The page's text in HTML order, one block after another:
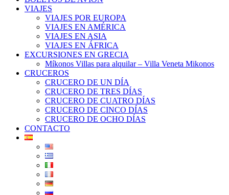
VIAJES
VIAJES POR EUROPA
VIAJES EN AMÉRICA
VIAJES EN ASIA
VIAJES EN ÁFRICA
EXCURSIONES EN GRECIA
Míkonos Villas para alquilar – Villa Veneta Mikonos
CRUCEROS
CRUCERO DE UN DÍA
CRUCERO DE TRES DÍAS
CRUCERO DE CUATRO DÍAS
CRUCERO DE CINCO DÍAS
CRUCERO DE OCHO DÍAS
CONTACTO